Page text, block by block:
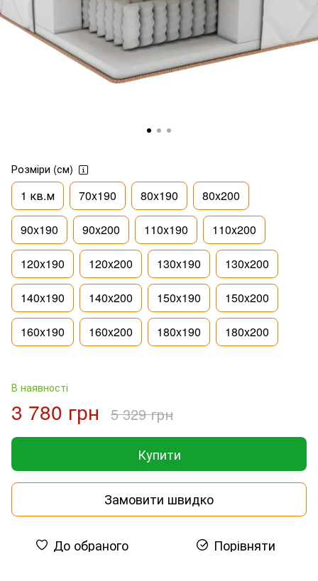
Розміри (см)
1 кв.м 70x190 80x190 80x200
90x190 90x200 110x190 110x200
120x190 120x200 130x190 130x200
140x190 140x200 150x190 150x200
160x190 160x200 180x190 180x200
В наявності
3 780 грн 5 329 грн
Купити
Замовити швидко
До обраного Порівняти